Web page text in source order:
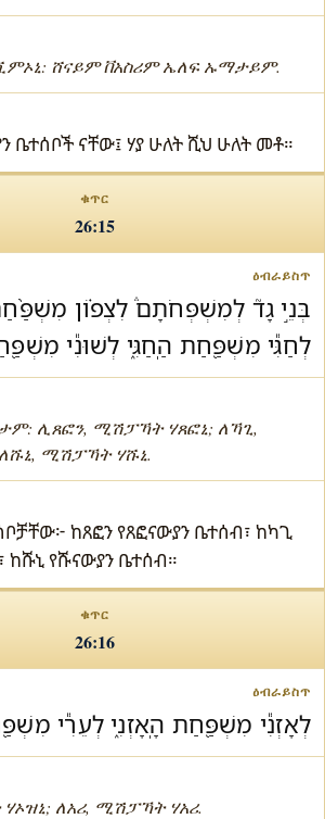
ሸናይም ቨአስሪም ኤለፍ ኡማታይም.
ቤተሰቦች ናቸው፤ ሃያ ሁለት ሺህ ሁለት መቶ።
26:15
בְּנֵ֣י גָד֘ לְמִשְׁפְּחֹתָם֒ לִצְפ֗וֹן
לְחַגִּ֕י מִשְׁפַּ֖חַת הַֽחַגִּ֑י לְשׁוּנִ֕י
ሊጸፎን, ሚሽፓኻት ሃጸፎኒ; ለኻጊ,
ሚሽፓኻት ሃሹኒ.
ከጸፎን የጸፎናውያን ቤተሰብ፣ ከካጊ
ከሹኒ የሹናውያን ቤተሰብ።
26:16
לְאָזְנִ֕י מִשְׁפַּ֖חַת הָֽאָזְנִ֑י לְעֵרִ֕י
ለአሪ, ሚሽፓኻት ሃአሪ.